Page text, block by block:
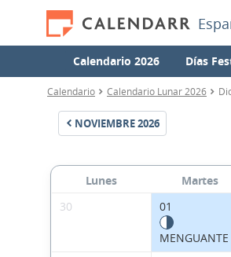
Calendario 2026 Días
Calendario Calendario Lunar 2026
NOVIEMBRE2026
Lunes Martes
30
01
MENGUANTE